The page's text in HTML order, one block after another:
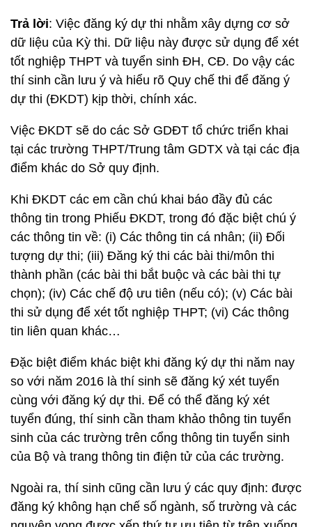
Trả lời: Việc đăng ký dự thi nhằm xây dựng cơ sở
dữ liệu của Kỳ thi. Dữ liệu này được sử dụng để xét
tốt nghiệp THPT và tuyển sinh ĐH, CĐ. Do vậy các
thí sinh cần lưu ý và hiểu rõ Quy chế thi để đăng ý
dự thi (ĐKDT) kịp thời, chính xác.
Việc ĐKDT sẽ do các Sở GDĐT tổ chức triển khai
tại các trường THPT/Trung tâm GDTX và tại các địa
điểm khác do Sở quy định.
Khi ĐKDT các em cần chú khai báo đầy đủ các
thông tin trong Phiếu ĐKDT, trong đó đặc biệt chú ý
các thông tin về: (i) Các thông tin cá nhân; (ii) Đối
tượng dự thi; (iii) Đăng ký thi các bài thi/môn thi
thành phần (các bài thi bắt buộc và các bài thi tự
chọn); (iv) Các chế độ ưu tiên (nếu có); (v) Các bài
thi sử dụng để xét tốt nghiệp THPT; (vi) Các thông
tin liên quan khác…
Đặc biệt điểm khác biệt khi đăng ký dự thi năm nay
so với năm 2016 là thí sinh sẽ đăng ký xét tuyển
cùng với đăng ký dự thi. Để có thể đăng ký xét
tuyển đúng, thí sinh cần tham khảo thông tin tuyển
sinh của các trường trên cổng thông tin tuyển sinh
của Bộ và trang thông tin điện tử của các trường.
Ngoài ra, thí sinh cũng cần lưu ý các quy định: được
đăng ký không hạn chế số ngành, số trường và các